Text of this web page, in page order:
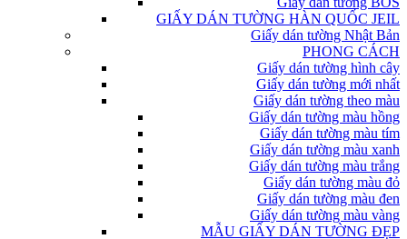
GIẤY DÁN TƯỜNG HÀN QUỐC JEIL
Giấy dán tường Nhật Bản
PHONG CÁCH
Giấy dán tường hình cây
Giấy dán tường mới nhất
Giấy dán tường theo màu
Giấy dán tường màu hồng
Giấy dán tường màu tím
Giấy dán tường màu xanh
Giấy dán tường màu trắng
Giấy dán tường màu đỏ
Giấy dán tường màu đen
Giấy dán tường màu vàng
MẪU GIẤY DÁN TƯỜNG ĐẸP